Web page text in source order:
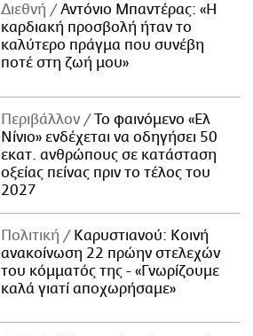
Διεθνή
Αντόνιο Μπαντέρας: «Η
καρδιακή προσβολή ήταν το
καλύτερο πράγμα που συνέβη
ποτέ στη ζωή μου»
Περιβάλλον
Το φαινόμενο «Ελ
Νίνιο» ενδέχεται να οδηγήσει 50
εκατ. ανθρώπους σε κατάσταση
οξείας πείνας πριν το τέλος του
2027
Πολιτική
Καρυστιανού: Κοινή
ανακοίνωση 22 πρώην στελεχών
του κόμματός της - «Γνωρίζουμε
καλά γιατί αποχωρήσαμε»